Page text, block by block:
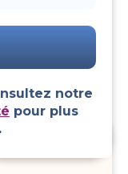
notre
pour plus
Insectes